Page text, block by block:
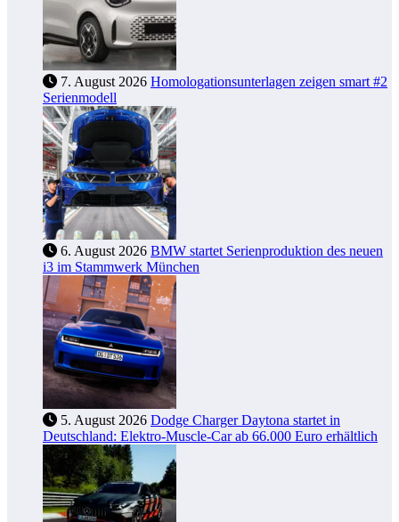
7. August 2026 Homologationsunterlagen zeigen smart #2
Serienmodell
6. August 2026 BMW startet Serienproduktion des neuen
i3 im Stammwerk München
5. August 2026 Dodge Charger Daytona startet in
Deutschland: Elektro-Muscle-Car ab 66.000 Euro erhältlich